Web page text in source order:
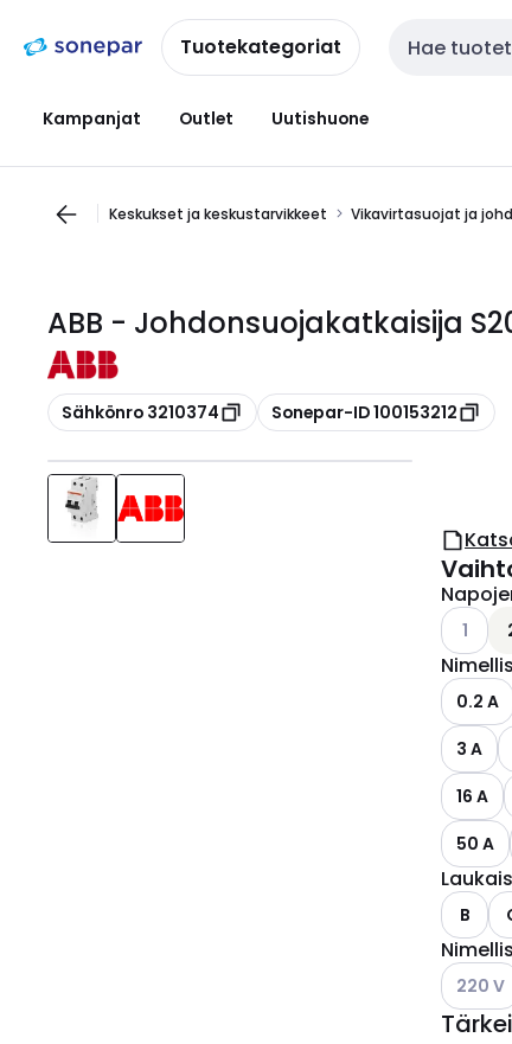
navigointiinsisältöönTuotekategoriat Haku
Kampanjat Outlet Uutishuone
Keskukset ja keskustarvikkeet Vikavirtasuojat ja
ABB - Johdonsuojakatkaisija
Kopioi
Sähkönro 3210374 Kopioi
Sonepar-ID 100153212
Katso
1
0.2 A
3 A
16 A
50 A
B
Katso
220 V